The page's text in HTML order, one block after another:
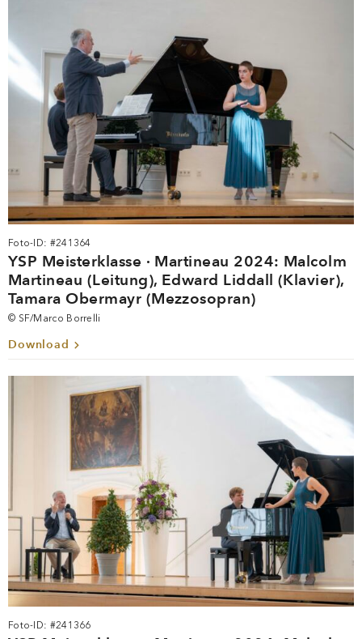
Foto-ID: #241364
YSP Meisterklasse · Martineau 2024: Malcolm
Martineau (Leitung), Edward Liddall (Klavier),
Tamara Obermayr (Mezzosopran)
© SF/Marco Borrelli
Download
Foto-ID: #241366